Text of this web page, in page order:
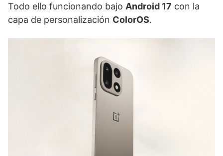
Todo ello funcionando bajo Android 17 con la
capa de personalización ColorOS.